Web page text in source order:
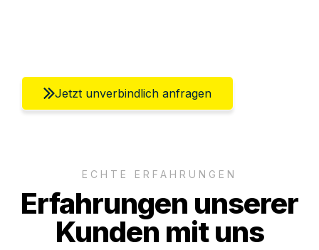
Jetzt unverbindlich anfragen
ECHTE ERFAHRUNGEN
Erfahrungen unserer
Kunden mit uns